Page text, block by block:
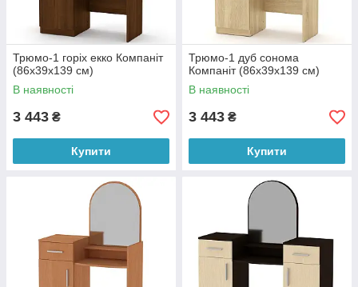
Трюмо-1 горіх екко Компаніт
(86х39х139 см)
В наявності
3 443 ₴
Купити
Трюмо-1 дуб сонома
Компаніт (86х39х139 см)
В наявності
3 443 ₴
Купити